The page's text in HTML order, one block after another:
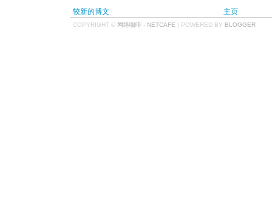
较新的博文 主页
COPYRIGHT © 网络咖啡 - NETCAFE | POWERED BY BLOGGER